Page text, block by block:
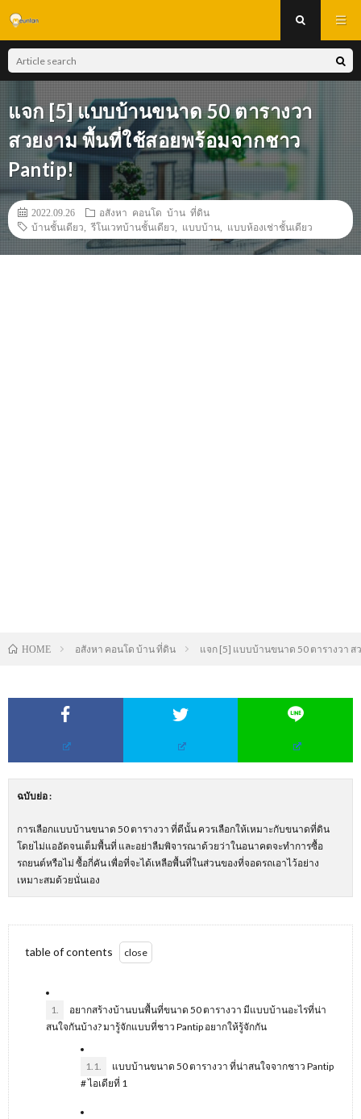
แจก [5] แบบบ้านขนาด 50 ตารางวา
สวยงาม พื้นที่ใช้สอยพร้อมจากชาว
Pantip!
2022.09.26
อสังหา คอนโด บ้าน ที่ดิน
บ้านชั้นเดียว ,รีโนเวทบ้านชั้นเดียว แบบบ้าน แบบห้องเช่าชั้นเดียว
HOME อสังหา คอนโด บ้าน ที่ดิน แจก [5] แบบบ้านขนาด 50 ตารางวา
ฉบับย่อ:
การเลือกแบบบ้านขนาด 50 ตารางวา ที่ดีนั้น ควรเลือกให้เหมาะกับขนาดที่ดิน
โดยไม่แออัดจนเต็มพื้นที่ และอย่าลืมพิจารณาด้วยว่าในอนาคตจะทำการซื้อ
รถยนต์หรือไม่ ซื้อกี่คัน เพื่อที่จะได้เหลือพื้นที่ในส่วนของที่จอดรถเอาไว้อย่าง
เหมาะสมด้วยนั่นเอง
table of contents
1.
อยากสร้างบ้านบนพื้นที่ขนาด 50 ตารางวา มีแบบบ้านอะไรที่น่า
สนใจกันบ้าง? มารู้จักแบบที่ชาว Pantip อยากให้รู้จักกัน
1.1.
แบบบ้านขนาด 50 ตารางวา ที่น่าสนใจจากชาว Pantip
# ไอเดียที่ 1